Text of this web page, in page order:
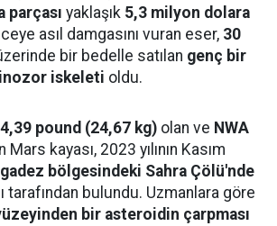
parçası yaklaşık 5,3 milyon dolara
asıl damgasını vuran eser, 30
bir bedelle satılan genç bir
iskeleti oldu.
pound (24,67 kg) olan ve NWA
Mars kayası, 2023 yılının Kasım
bölgesindeki Sahra Çölü'nde
tarafından bulundu. Uzmanlara göre
bir asteroidin çarpması